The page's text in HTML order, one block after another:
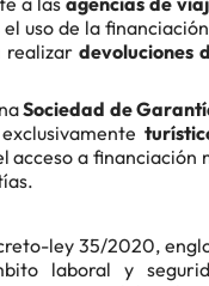
uso de la
realizar devoluciones
Sociedad de
acceso a financiación
ley 35/2020,
laboral y